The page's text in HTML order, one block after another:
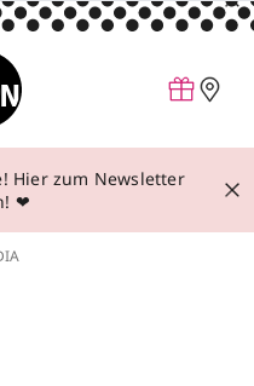
Hier zum Newsletter
❤